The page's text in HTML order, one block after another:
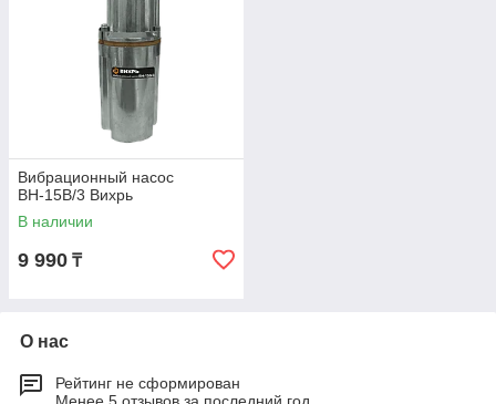
Вибрационный насос
ВН-15В/3 Вихрь
В наличии
9 990 ₸
О нас
Рейтинг не сформирован